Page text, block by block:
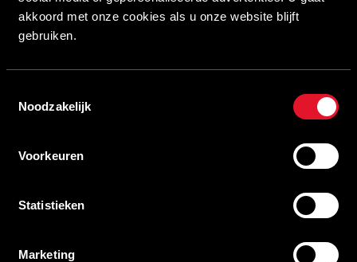
akkoord met onze cookies als u onze website blijft
gebruiken.
Noodzakelijk
Voorkeuren
Statistieken
Marketing